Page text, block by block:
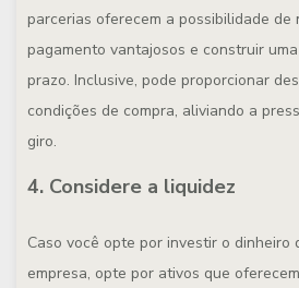
parcerias oferecem a possibilidade de
pagamento vantajosos e construir
prazo. Inclusive, pode proporcionar
condições de compra, aliviando a
giro.
4. Considere a liquidez
Caso você opte por investir o dinheiro
empresa, opte por ativos que